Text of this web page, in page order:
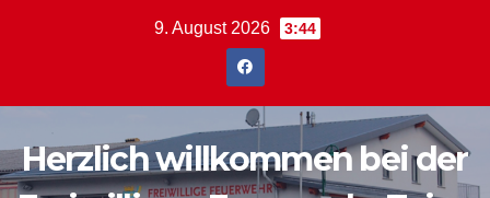
9. August 2026 3:44
Herzlich willkommen bei der